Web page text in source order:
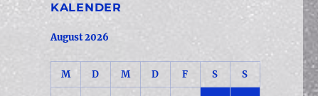
KALENDER
August 2026
M D M D F S S